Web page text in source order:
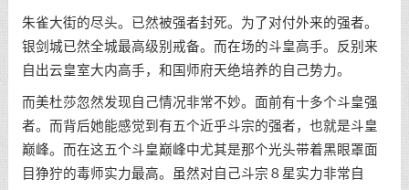
朱雀大街的尽头。已然被强者封死。为了对付外来的强者。
银剑城已然全城最高级别戒备。而在场的斗皇高手。反别来
自出云皇室大内高手，和国师府天绝培养的自己势力。
而美杜莎忽然发现自己情况非常不妙。面前有十多个斗皇强
者。而背后她能感觉到有五个近乎斗宗的强者，也就是斗皇
巅峰。而在这五个斗皇巅峰中尤其是那个光头带着黑眼罩面
目狰狞的毒师实力最高。虽然对自己斗宗８星实力非常自